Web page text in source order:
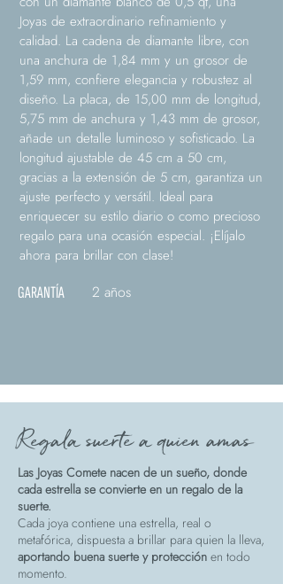
Joyas de extraordinario refinamiento y
calidad. La cadena de diamante libre, con
una anchura de 1,84 mm y un grosor de
1,59 mm, confiere elegancia y robustez al
diseño. La placa, de 15,00 mm de longitud,
5,75 mm de anchura y 1,43 mm de grosor,
añade un detalle luminoso y sofisticado. La
longitud ajustable de 45 cm a 50 cm,
gracias a la extensión de 5 cm, garantiza un
ajuste perfecto y versátil. Ideal para
enriquecer su estilo diario o como precioso
regalo para una ocasión especial. ¡Elíjalo
ahora para brillar con clase!
GARANTÍA 2 años
Regala suerte a quien amas
Las Joyas Comete nacen de un sueño, donde
cada estrella se convierte en un regalo de la
suerte.
Cada joya contiene una estrella, real o
metafórica, dispuesta a brillar para quien la lleva,
aportando buena suerte y protección en todo
momento.